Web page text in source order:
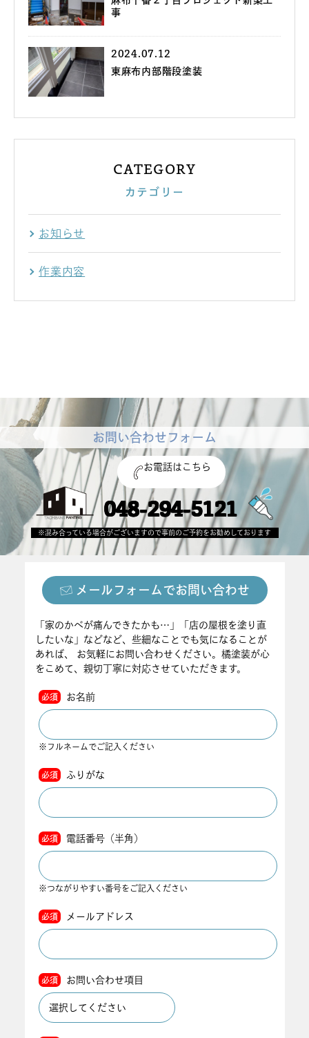
事
2024.07.12
東麻布内部階段塗装
CATEGORY
カテゴリー
お知らせ
作業内容
お問い合わせフォーム
お電話はこちら
048-294-5121
※混み合っている場合がございますので事前のご予約をお勧めしております
メールフォームでお問い合わせ
「家のかべが痛んできたかも…」「店の屋根を塗り直
したいな」などなど、些細なことでも気になることが
あれば、 お気軽にお問い合わせください。橘塗装が心
をこめて、親切丁寧に対応させていただきます。
必須 お名前
※フルネームでご記入ください
必須 ふりがな
必須 電話番号（半角）
※つながりやすい番号をご記入ください
必須 メールアドレス
必須 お問い合わせ項目